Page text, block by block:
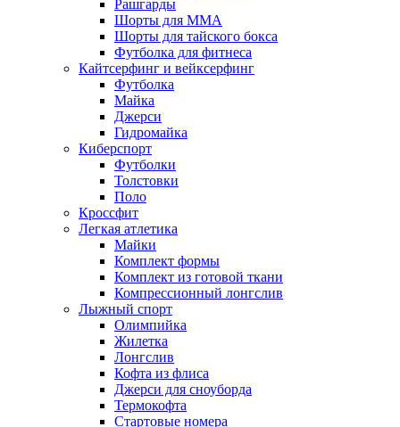
Рашгарды
Шорты для MMA
Шорты для тайского бокса
Футболка для фитнеса
Кайтсерфинг и вейксерфинг
Футболка
Майка
Джерси
Гидромайка
Киберспорт
Футболки
Толстовки
Поло
Кроссфит
Легкая атлетика
Майки
Комплект формы
Комплект из готовой ткани
Компрессионный лонгслив
Лыжный спорт
Олимпийка
Жилетка
Лонгслив
Кофта из флиса
Джерси для сноуборда
Термокофта
Стартовые номера